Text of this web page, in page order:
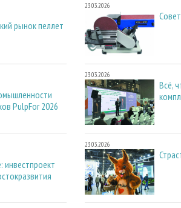
рынок пеллет
PulpFor 2026
инвестпроект
23.03.2026
23.03.2026
Всё,
23.03.2026